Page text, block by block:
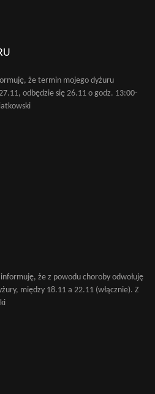
że termin mojego dyżuru
odbędzie się 26.11 o godz. 13:00-
że z powodu choroby odwołuję
między 18.11 a 22.11 (włącznie). Z